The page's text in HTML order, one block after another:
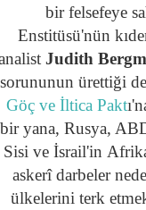
bir felsefeye
Enstitüsü'nün
Judith
sorununun ürettiği
Göç ve İltica Pakt
bir yana, Rusya,
Sisi ve İsrail'in
askerî darbeler
ülkelerini terk